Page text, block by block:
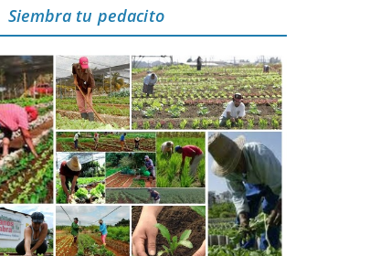
Siembra tu pedacito